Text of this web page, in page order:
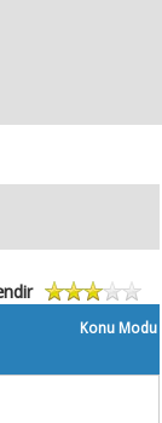
Konu Modu